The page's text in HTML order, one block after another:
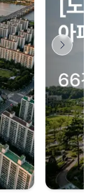
불러올 수 없습니다.
.